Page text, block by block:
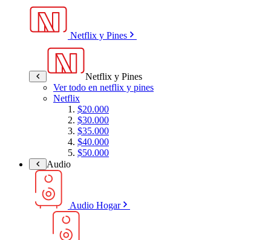
Netflix y Pines
Netflix y Pines
Ver todo en netflix y pines
Netflix
$20.000
$30.000
$35.000
$40.000
$50.000
Audio
Audio Hogar